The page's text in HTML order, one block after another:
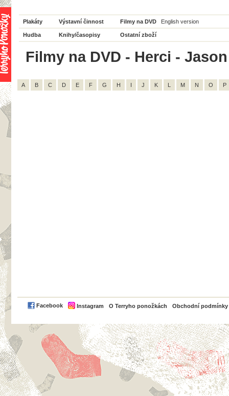
Plakáty Výstavní činnost Filmy na DVD English version
Hudba Knihy/časopisy Ostatní zboží
Filmy na DVD - Herci -
A B C D E F G H I J K L M N O P
Facebook Instagram O Terryho ponožkách Obchodní podmínky
PayPal